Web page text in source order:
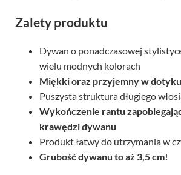
Zalety produktu
Dywan o ponadczasowej
wielu modnych kolorach
Miękki oraz przyjemny w dotyku
Puszysta struktura długiego
Wykończenie rantu
krawędzi dywanu
Produkt łatwy do utrzymania w
Grubość dywanu to aż 3,5 cm!